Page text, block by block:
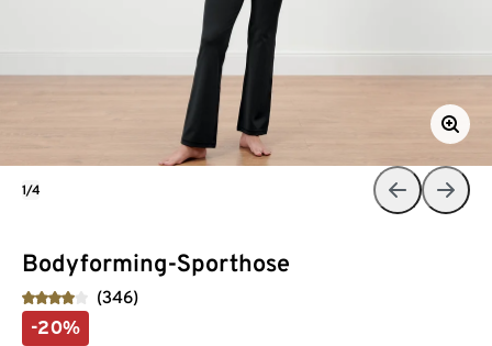
Bodyforming-Sporthose
(346)
-20%
1/4